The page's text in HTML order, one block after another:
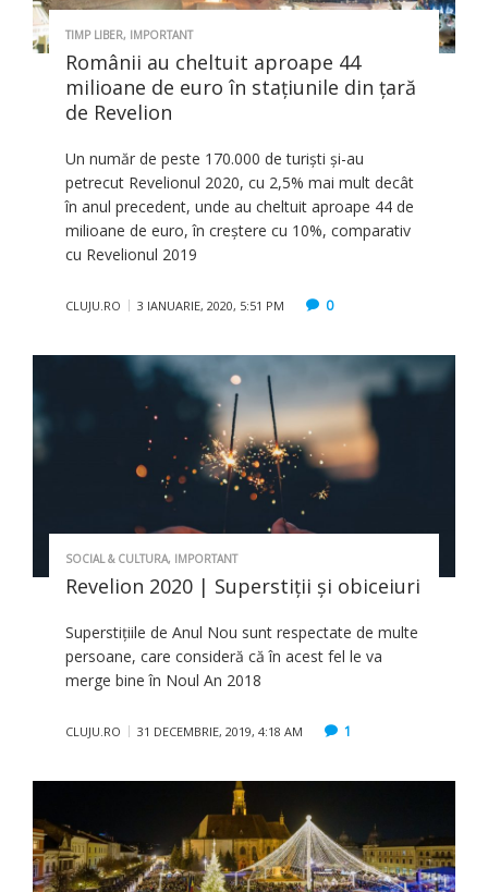
TIMP LIBER, IMPORTANT
Românii au cheltuit aproape 44
milioane de euro în stațiunile din țară
de Revelion
Un număr de peste 170.000 de turiști și-au
petrecut Revelionul 2020, cu 2,5% mai mult decât
în anul precedent, unde au cheltuit aproape 44 de
milioane de euro, în creștere cu 10%, comparativ
cu Revelionul 2019
CLUJU.RO 3 IANUARIE, 2020, 5:51 PM 0
SOCIAL & CULTURA, IMPORTANT
Revelion 2020 | Superstiţii şi obiceiuri
Superstiţiile de Anul Nou sunt respectate de multe
persoane, care consideră că în acest fel le va
merge bine în Noul An 2018
CLUJU.RO 31 DECEMBRIE, 2019, 4:18 AM 1